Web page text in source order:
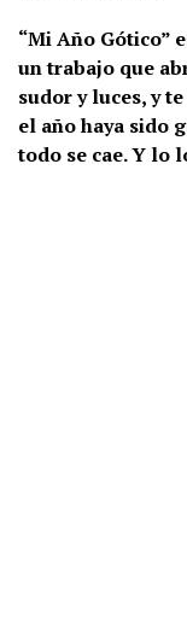
“Mi Año Gótico”
un trabajo que
sudor y luces, y
el año haya sido
todo se cae. Y lo